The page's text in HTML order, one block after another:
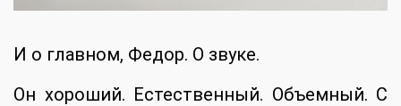
И о главном, Федор. О звуке.
Он хороший. Естественный. Объемный. С